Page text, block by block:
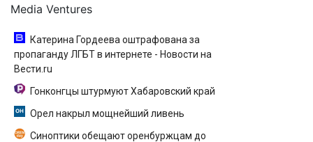
Media Ventures
Катерина Гордеева оштрафована за
пропаганду ЛГБТ в интернете - Новости на
Вести.ru
Гонконгцы штурмуют Хабаровский край
Орел накрыл мощнейший ливень
Синоптики обещают оренбуржцам до